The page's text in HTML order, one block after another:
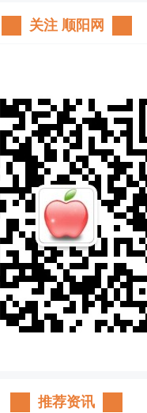
关注 顺阳网
推荐资讯